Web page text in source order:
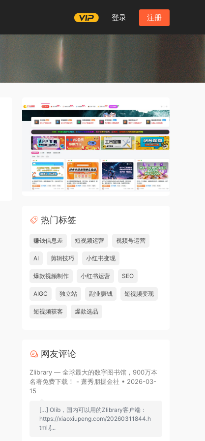
登录 注册
热门标签
赚钱信息差 短视频运营 视频号运营
AI 剪辑技巧 小红书变现
爆款视频制作 小红书运营 SEO
AIGC 独立站 副业赚钱 短视频变现
短视频获客 爆款选品
网友评论
Zlibrary — 全球最大的数字图书馆，900万本
名著免费下载！ - 萧秀朋掘金社 • 2026-03-
15
[…] Olib，国内可以用的Zlibrary客户端：
https://xiaoxiupeng.com/20260311844.h
tml [̷...